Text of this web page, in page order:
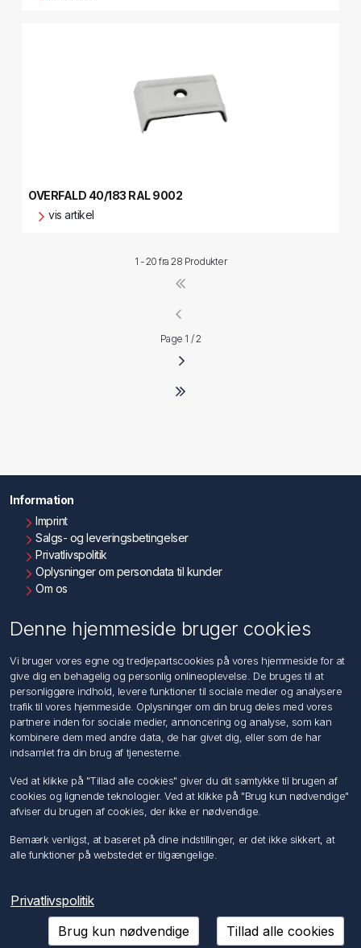
OVERFALD 40/183 RAL 9002
vis artikel
1 - 20 fra28 Produkter
Page 1 / 2
Information
Imprint
Salgs- og leveringsbetingelser
Privatlivspolitik
Oplysninger om persondata til kunder
Om os
Søg
Min konto
Min konto
Ordrer
Adresser
Ansøg om Sælger konto
Følg os
Copyright © 2026 Förch A/S. Alle rettigheder forbeholdt.
Powered by
Denne hjemmeside bruger cookies
Vi bruger vores egne og tredjepartscookies på vores hjemmeside for at
give dig en behagelig og personlig onlineoplevelse. De bruges til at
personliggøre indhold, levere funktioner til sociale medier og analysere
trafik til vores hjemmeside. Oplysninger om din brug deles med vores
partnere inden for sociale medier, annoncering og analyse, som kan
kombinere dem med andre data, de har givet dig, eller som de har
indsamlet fra din brug af tjenesterne.
Ved at klikke på "Tillad alle cookies" giver du dit samtykke til brugen af
cookies og lignende teknologier. Ved at klikke på "Brug kun nødvendige"
afviser du brugen af cookies, der ikke er nødvendige.
Bemærk venligst, at baseret på dine indstillinger, er det ikke sikkert, at
alle funktioner på webstedet er tilgængelige.
Privatlivspolitik
Brug kun nødvendige
Tillad alle cookies